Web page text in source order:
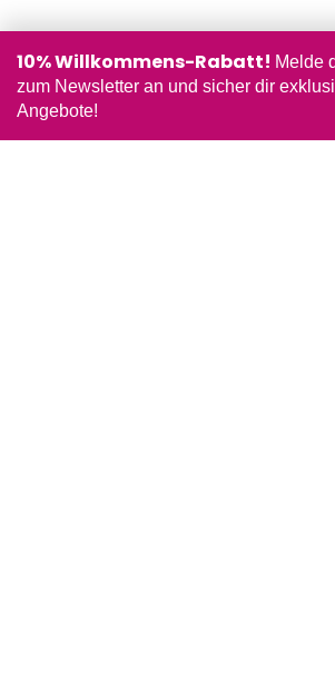
10% Willkommens-Rabatt! Melde
zum Newsletter an und sicher dir
Angebote!